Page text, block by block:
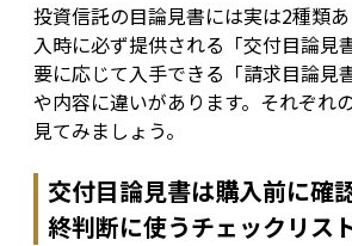
投資信託の目論見書には実は2種類
入時に必ず提供される「交付目論見
要に応じて入手できる「請求目論見
や内容に違いがあります。それぞれ
見てみましょう。
交付目論見書は購入前に確
終判断に使うチェックリス